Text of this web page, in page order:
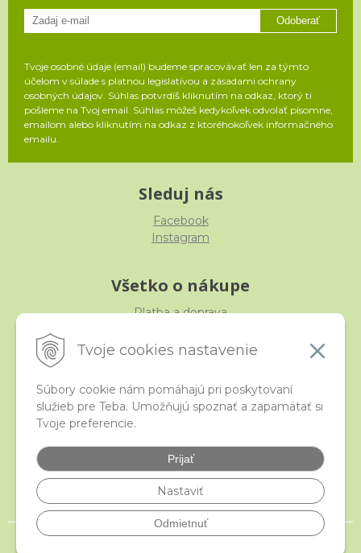
Tvoje cookies nastavenie
Súbory cookie nám pomáhajú pri poskytovaní
služieb pre Teba. Umožňujú spoznať a zapamätať si
Tvoje preferencie.
Prijať
Nastaviť
Odmietnuť
Odoberať
Tvoje osobné údaje (email) budeme spracovávať len za týmto
účelom v súlade s platnou legislatívou a zásadami ochrany
osobných údajov. Súhlas potvrdíš kliknutím na odkaz, ktorý ti
pošleme na Tvoj email. Súhlas môžeš kedykoľvek odvolať písomne,
emailom alebo kliknutím na odkaz z ktoréhokoľvek informačného
emailu.
Sleduj nás
Facebook
Instagram
Všetko o nákupe
Platba a doprava
Obchodné podmienky
iStraka
Veľkoobchod
Najčastejšie otázky
Certifikáty
© 2026 istraka.sk - najligotavejšie korálky a polodrahokamy široko ďaleko •